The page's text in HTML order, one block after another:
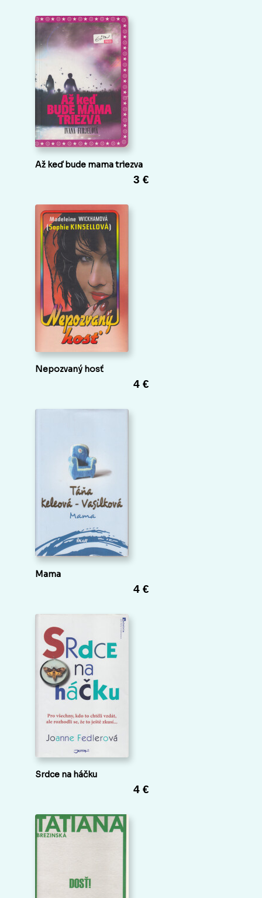
Až keď bude mama triezva
3 €
Nepozvaný hosť
4 €
Mama
4 €
Srdce na háčku
4 €